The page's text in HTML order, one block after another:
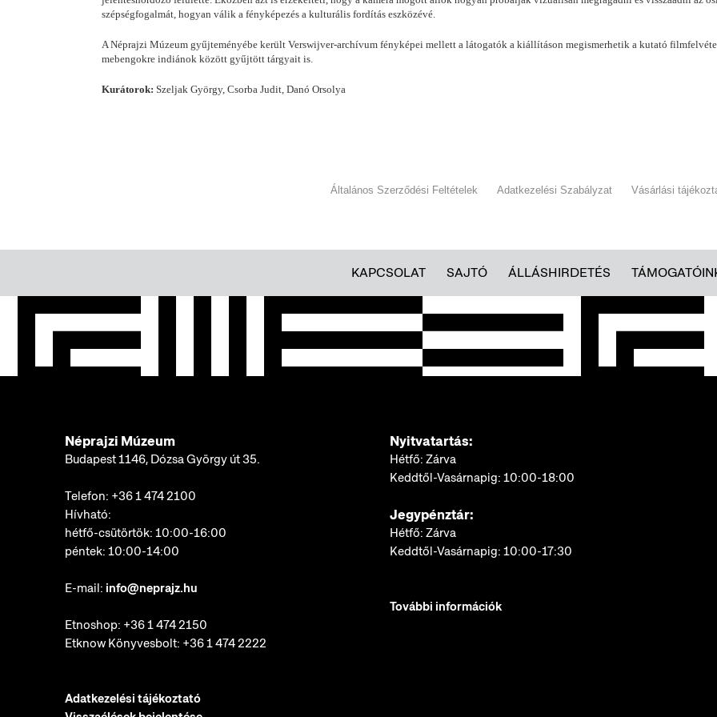
szépségfogalmát, hogyan válik a fényképezés a kulturális fordítás eszközévé.
A Néprajzi Múzeum gyűjteményébe került Verswijver-archívum fényképei mellett a látogatók a kiállításon megismerhetik a kutató
mebengokre indiánok között gyűjtött tárgyait is.
Kurátorok: Szeljak György, Csorba Judit, Danó Orsolya
Általános Szerződési Feltételek Adatkezelési Szabályzat Vásárlási
KAPCSOLAT SAJTÓ ÁLLÁSHIRDETÉS
Néprajzi Múzeum
Budapest 1146, Dózsa György út 35.
Telefon: +36 1 474 2100
Hívható:
hétfő-csütörtök: 10:00-16:00
péntek: 10:00-14:00
E-mail: info@neprajz.hu
Etnoshop: +36 1 474 2150
Etknow Könyvesbolt: +36 1 474 2222
Adatkezelési tájékoztató
Nyitvatartás:
Hétfő: Zárva
Keddtől-Vasárnapig: 10:00-18:00
Jegypénztár:
Hétfő: Zárva
Keddtől-Vasárnapig: 10:00-17:30
További információk